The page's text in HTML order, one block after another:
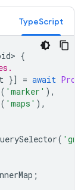
TypeScript
{
}] = await
( 'marker' ),
( 'maps' ),
(
;